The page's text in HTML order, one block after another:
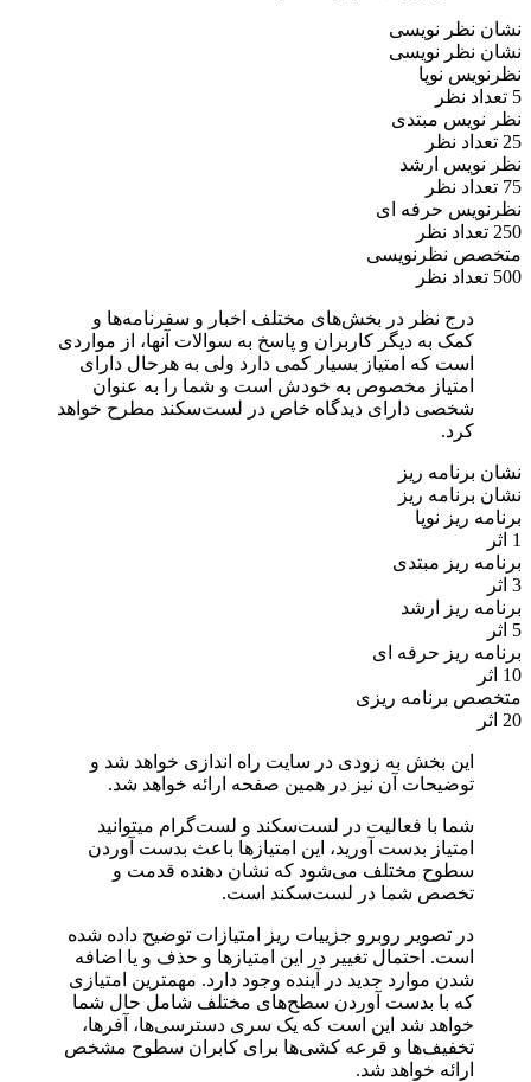
نشان نظر نویسی
نشان نظر نویسی
نظرنویس نوپا
5 تعداد نظر
نظر نویس مبتدی
25 تعداد نظر
نظر نویس ارشد
75 تعداد نظر
نظرنویس حرفه ای
250 تعداد نظر
متخصص نظرنویسی
500 تعداد نظر
درج نظر در بخش‌های مختلف اخبار و سفرنامه‌ها و
کمک به دیگر کاربران و پاسخ به سوالات آنها، از مواردی
است که امتیاز بسیار کمی دارد ولی به هرحال دارای
امتیاز مخصوص به خودش است و شما را به عنوان
شخصی دارای دیدگاه خاص در لست‌سکند مطرح خواهد
کرد.
نشان برنامه ریز
نشان برنامه ریز
برنامه ریز نوپا
1 اثر
برنامه ریز مبتدی
3 اثر
برنامه ریز ارشد
5 اثر
برنامه ریز حرفه ای
10 اثر
متخصص برنامه ریزی
20 اثر
این بخش به زودی در سایت راه اندازی خواهد شد و
توضیحات آن نیز در همین صفحه ارائه خواهد شد.
شما با فعالیت در لست‌سکند و لست‌گرام میتوانید
امتیاز بدست آورید، این امتیازها باعث بدست آوردن
سطوح مختلف می‌شود که نشان دهنده قدمت و
تخصص شما در لست‌سکند است.
در تصویر روبرو جزییات ریز امتیازات توضیح داده شده
است. احتمال تغییر در این امتیازها و حذف و یا اضافه
شدن موارد جدید در آینده وجود دارد. مهمترین امتیازی
که با بدست آوردن سطح‌های مختلف شامل حال شما
خواهد شد این است که یک سری دسترسی‌ها، آفرها،
تخفیف‌ها و قرعه کشی‌ها برای کابران سطوح مشخص
ارائه خواهد شد.